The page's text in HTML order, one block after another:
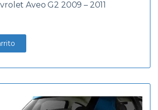
Aveo G2 2009 – 2011